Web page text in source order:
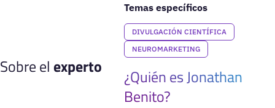
Temas específicos
DIVULGACIÓN CIENTÍFICA
NEUROMARKETING
Sobre el experto
¿Quién es Jonathan
Benito?